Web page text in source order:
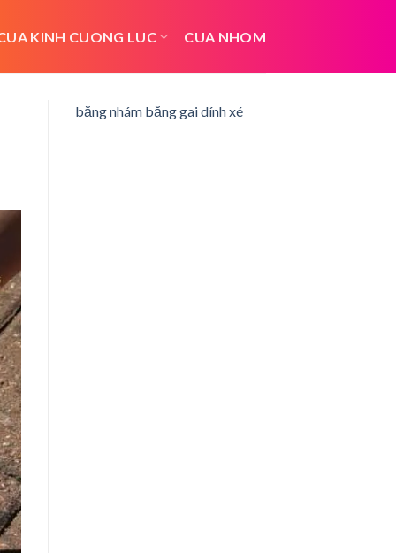
KINH CUONG LUC CUA NHOM
băng nhám băng gai dính xé